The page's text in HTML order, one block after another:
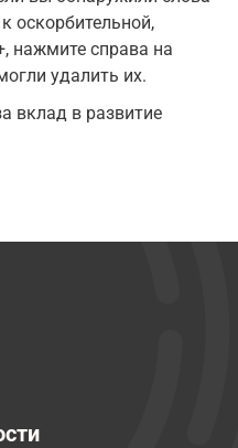
оскорбительной,
нажмите справа на
удалить их.
вклад в развитие